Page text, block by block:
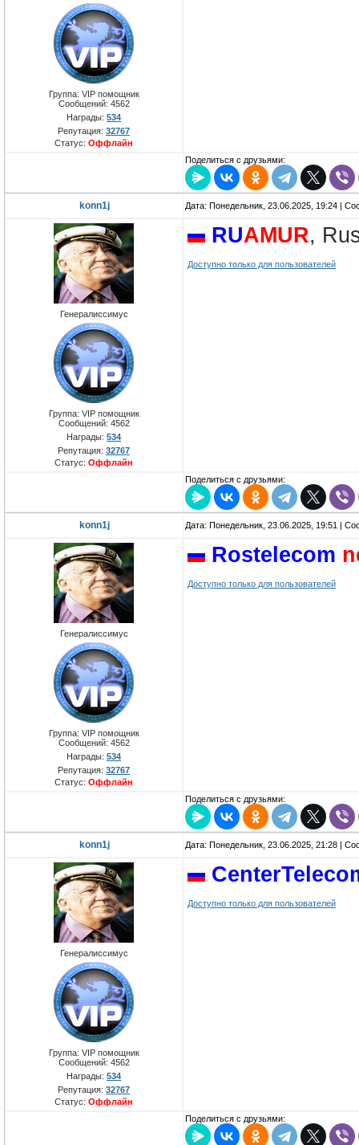
Группа: VIP помощник
Сообщений: 4562
Награды: 534
Репутация: 32767
Статус: Оффлайн
Поделиться с друзьями:
konn1j Дата: Понедельник, 23.06.2025, 19:24 |
Генералиссимус
Группа: VIP помощник
Сообщений: 4562
Награды: 534
Репутация: 32767
Статус: Оффлайн
RUAMUR,
Доступно только для пользователей
Поделиться с друзьями:
konn1j Дата: Понедельник, 23.06.2025, 19:51 |
Генералиссимус
Группа: VIP помощник
Сообщений: 4562
Награды: 534
Репутация: 32767
Статус: Оффлайн
Rostelecom
Доступно только для пользователей
Поделиться с друзьями:
konn1j Дата: Понедельник, 23.06.2025, 21:28 |
Генералиссимус
Группа: VIP помощник
Сообщений: 4562
Награды: 534
Репутация: 32767
Статус: Оффлайн
Доступно только для пользователей
Поделиться с друзьями: